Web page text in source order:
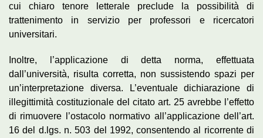
cui chiaro tenore letterale preclude la possibilità di
trattenimento in servizio per professori e ricercatori
universitari.
Inoltre, l’applicazione di detta norma, effettuata
dall’università, risulta corretta, non sussistendo spazi per
un’interpretazione diversa. L’eventuale dichiarazione di
illegittimità costituzionale del citato art. 25 avrebbe l’effetto
di rimuovere l’ostacolo normativo all’applicazione dell’art.
16 del d.lgs. n. 503 del 1992, consentendo al ricorrente di